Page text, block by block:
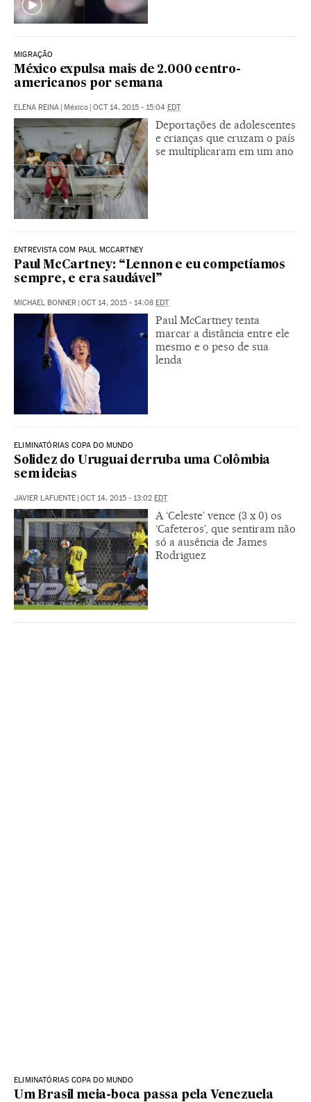
MIGRAÇÃO
México expulsa mais de 2.000 centro-
americanos por semana
ELENA REINA | México | OCT 14, 2015 - 15:04 EDT
Deportações de adolescentes
e crianças que cruzam o país
se multiplicaram em um ano
ENTREVISTA COM PAUL MCCARTNEY
Paul McCartney: “Lennon e eu competíamos
sempre, e era saudável”
MICHAEL BONNER | OCT 14, 2015 - 14:08 EDT
Paul McCartney tenta
marcar a distância entre ele
mesmo e o peso de sua
lenda
ELIMINATÓRIAS COPA DO MUNDO
Solidez do Uruguai derruba uma Colômbia
sem ideias
JAVIER LAFUENTE | OCT 14, 2015 - 13:02 EDT
A ‘Celeste’ vence (3 x 0) os
‘Cafeteros’, que sentiram não
só a ausência de James
Rodriguez
ELIMINATÓRIAS COPA DO MUNDO
Um Brasil meia-boca passa pela Venezuela